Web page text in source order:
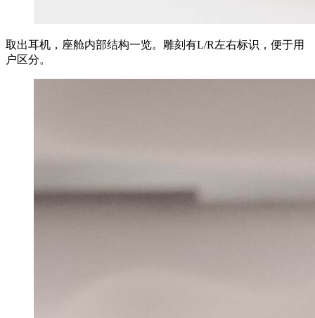
取出耳机，座舱内部结构一览。雕刻有L/R左右标识，便于用
户区分。